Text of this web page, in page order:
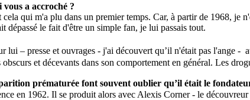
a accroché ?
cela qui m'a plu dans un premier temps. Car, à partir de 1968, je
dépassé le fait d'être un simple fan, je lui passais tout.
lui – presse et ouvrages - j'ai découvert qu’il n'était pas
et décevants dans son comportement en général. Les
prématurée font souvent oublier qu’il était le
en 1962. Il se produit alors avec Alexis Corner - le